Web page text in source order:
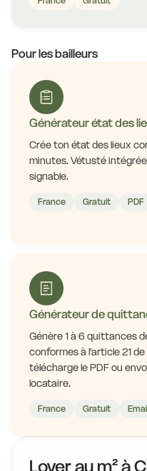
Pour les bailleurs
Générateur état des
Crée ton état des lieux
minutes. Vétusté
signable.
France Gratuit PDF
Générateur de
Génère 1 à 6 quittances
conformes à l'article 21
télécharge le PDF ou
locataire.
France Gratuit
Loyer au m² à